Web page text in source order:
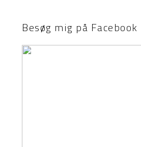
Besøg mig på Facebook